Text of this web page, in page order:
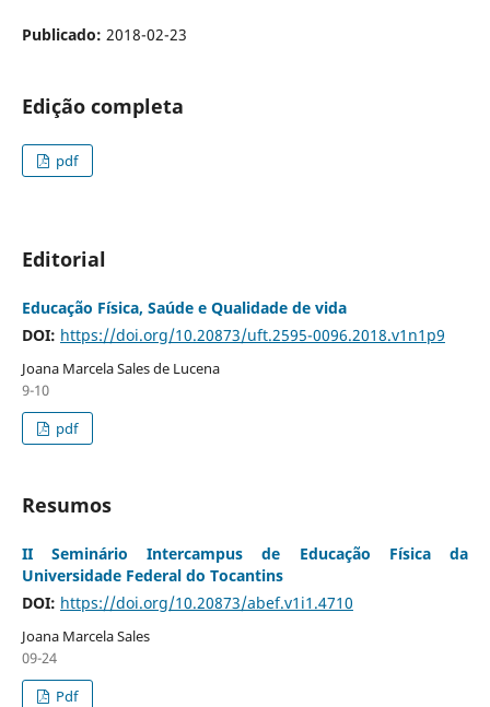
Publicado: 2018-02-23
Edição completa
pdf
Editorial
Educação Física, Saúde e Qualidade de vida
DOI: https://doi.org/10.20873/uft.2595-0096.2018.v1n1p9
Joana Marcela Sales de Lucena
9-10
pdf
Resumos
II Seminário Intercampus de Educação Física da
Universidade Federal do Tocantins
DOI: https://doi.org/10.20873/abef.v1i1.4710
Joana Marcela Sales
09-24
Pdf